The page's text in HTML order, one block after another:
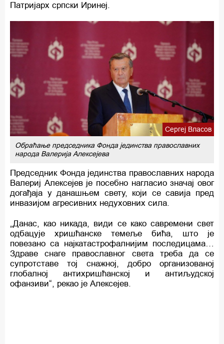
Патријарх српски Иринеј.
Сергеј Власов
Обраћање председника Фонда јединства православних
народа Валерија Алексејева
Председник Фонда јединства православних народа
Валериј Алексејев је посебно нагласио значај овог
догађаја у данашњем свету, који се савија пред
инвазијом агресивних недуховних сила.
„Данас, као никада, види се како савремени свет
одбацује хришћанске темеље бића, што је
повезано са најкатастрофалнијим последицама…
Здраве снаге православног света треба да се
супротставе тој снажној, добро организованој
глобалној антихришћанској и антиљудској
офанзиви“, рекао је Алексејев.